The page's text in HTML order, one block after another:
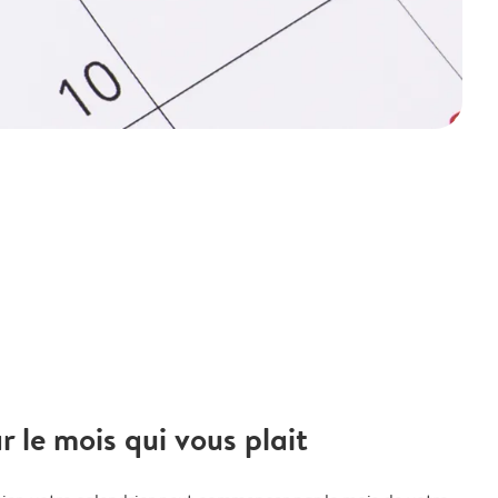
le mois qui vous plait